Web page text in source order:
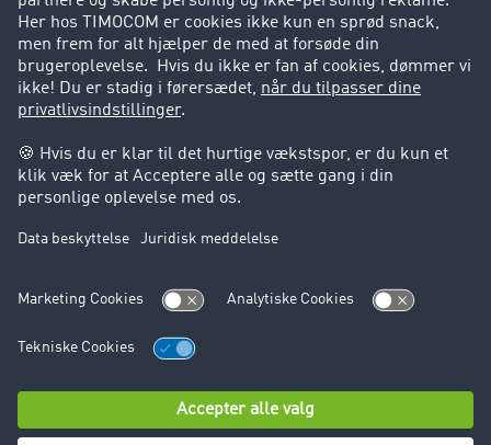
Support
Support
Juridiske forhold
Kolofon
Brugerbetingelser